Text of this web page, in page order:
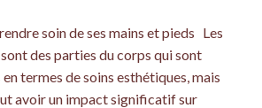
soin de ses mains et pieds Les
des parties du corps qui sont
termes de soins esthétiques, mais
avoir un impact significatif sur